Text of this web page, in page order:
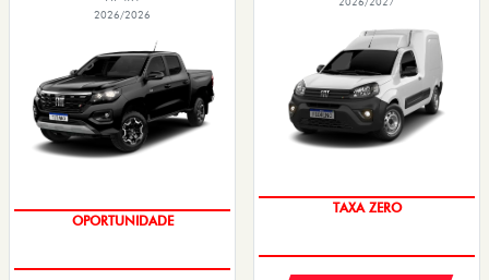
2026/2026
OPORTUNIDADE
TAXA ZERO